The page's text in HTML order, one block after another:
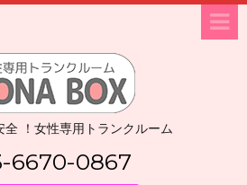
全 ！女性専用トランクルーム
6670-0867